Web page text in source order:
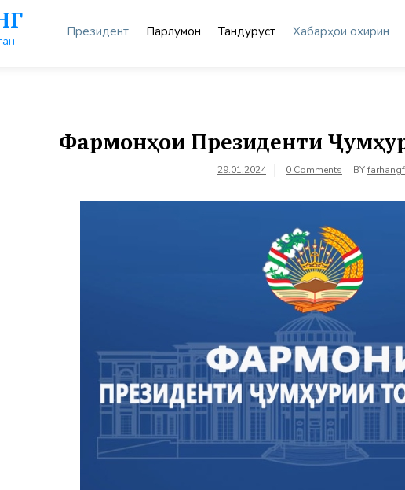
Президент Парлумон Тандурустӣ Хабарҳои охирин
Фармонҳои Президенти
29.01.2024 0 Comments BY